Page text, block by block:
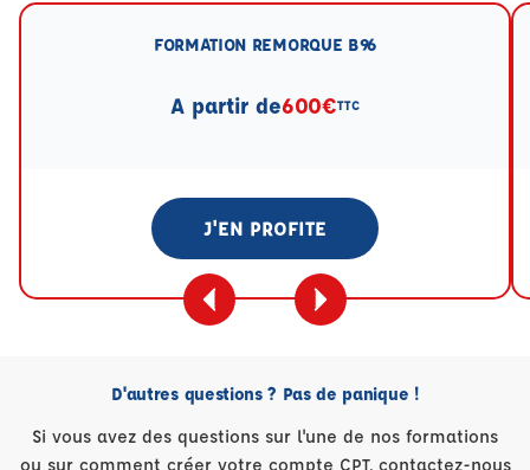
FORMATION REMORQUE B96
A partir de600€TTC
J'EN PROFITE
D'autres questions ? Pas de panique !
Si vous avez des questions sur l'une de nos formations
ou sur comment créer votre compte CPT, contactez-nous